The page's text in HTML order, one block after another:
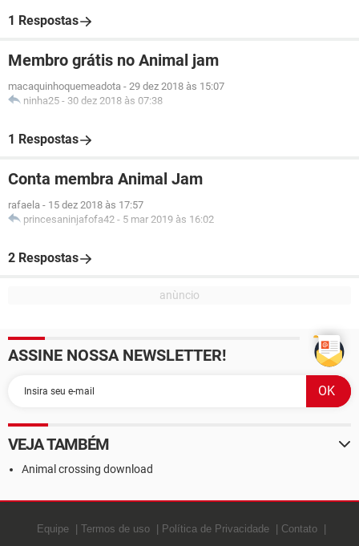
1 Respostas
Membro grátis no Animal jam
macaquinhoquemeadota - 29 dez 2018 às 15:07
ninha25 - 30 dez 2018 às 07:38
1 Respostas
Conta membra Animal Jam
rafaela - 15 dez 2018 às 17:57
princesaninjafofa42 - 5 mar 2019 às 16:02
2 Respostas
ASSINE NOSSA NEWSLETTER!
VEJA TAMBÉM
Animal crossing download
Equipe Termos de uso Política de Privacidade
Contato